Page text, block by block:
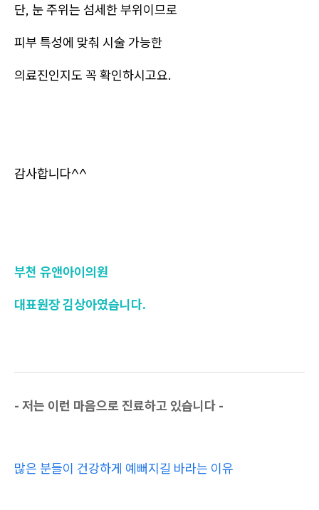
단, 눈 주위는 섬세한 부위이므로
피부 특성에 맞춰 시술 가능한
의료진인지도 꼭 확인하시고요.
감사합니다^^
부천 유앤아이의원
대표원장 김상아였습니다.
- 저는 이런 마음으로 진료하고 있습니다 -
많은 분들이 건강하게 예뻐지길 바라는 이유